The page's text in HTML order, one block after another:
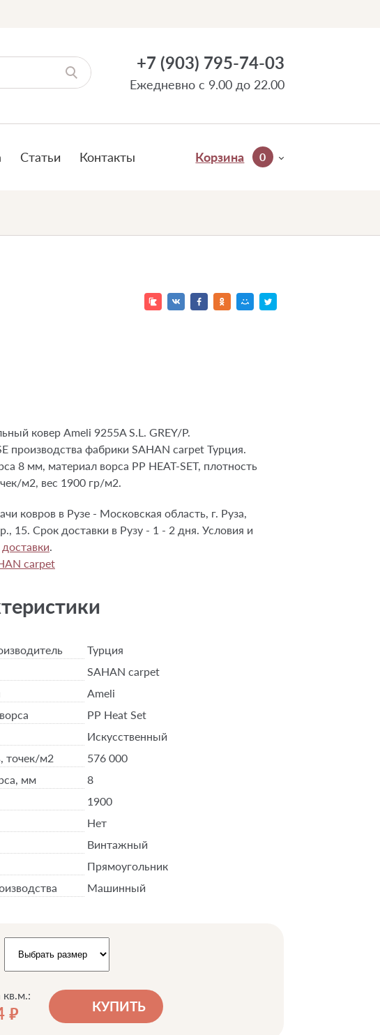
+7 (903) 795-74-03
Ежедневно с 9.00 до 22.00
Статьи Контакты Корзина 0
ковер Ameli 9255A S.L. GREY/P.
производства фабрики SAHAN carpet Турция.
8 мм, материал ворса PP HEAT-SET, плотность
м2, вес 1900 гр/м2.
ковров в Рузе - Московская область, г. Руза,
15. Срок доставки в Рузу - 1 - 2 дня. Условия и
доставки
carpet
Турция
SAHAN carpet
Ameli
PP Heat Set
Искусственный
точек/м2
576 000
мм
8
1900
Нет
Винтажный
Прямоугольник
Машинный
кв.м.:
руб. КУПИТЬ